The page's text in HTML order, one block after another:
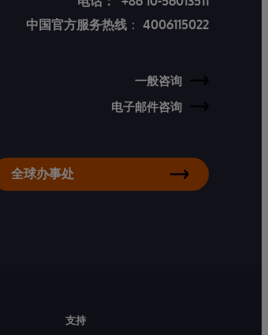
中国官方服务热线 ： 4006115022
一般咨询
电子邮件咨询
全球办事处
支持